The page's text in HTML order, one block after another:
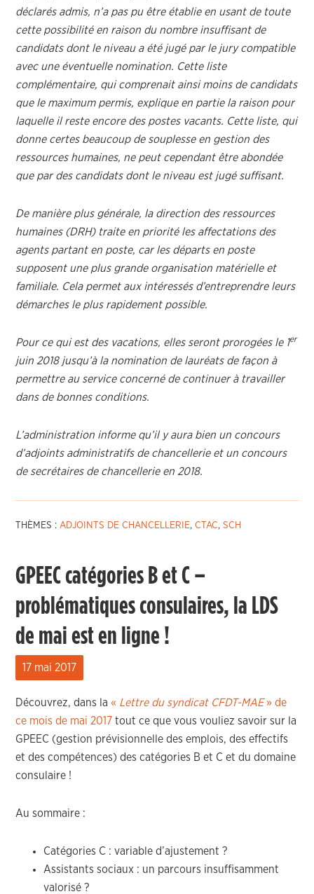
déclarés admis, n’a pas pu être établie en usant de toute
cette possibilité en raison du nombre insuffisant de
candidats dont le niveau a été jugé par le jury compatible
avec une éventuelle nomination. Cette liste
complémentaire, qui comprenait ainsi moins de candidats
que le maximum permis, explique en partie la raison pour
laquelle il reste encore des postes vacants. Cette liste, qui
donne certes beaucoup de souplesse en gestion des
ressources humaines, ne peut cependant être abondée
que par des candidats dont le niveau est jugé suffisant.
De manière plus générale, la direction des ressources
humaines (DRH) traite en priorité les affectations des
agents partant en poste, car les départs en poste
supposent une plus grande organisation matérielle et
familiale. Cela permet aux intéressés d’entreprendre leurs
démarches le plus rapidement possible.
Pour ce qui est des vacations, elles seront prorogées le 1er
juin 2018 jusqu’à la nomination de lauréats de façon à
permettre au service concerné de continuer à travailler
dans de bonnes conditions.
L’administration informe qu’il y aura bien un concours
d’adjoints administratifs de chancellerie et un concours
de secrétaires de chancellerie en 2018.
THÈMES :ADJOINTS DE CHANCELLERIE,CTAC,SCH
GPEEC catégories B et C –
problématiques consulaires, la LDS
de mai est en ligne !
17 mai 2017
Découvrez, dans la« Lettre du syndicat CFDT-MAE» de
ce mois de mai 2017 tout ce que vous vouliez savoir sur la
GPEEC (gestion prévisionnelle des emplois, des effectifs
et des compétences) des catégories B et C et du domaine
consulaire !
Au sommaire :
Catégories C : variable d’ajustement ?
Assistants sociaux : un parcours insuffisamment
valorisé ?